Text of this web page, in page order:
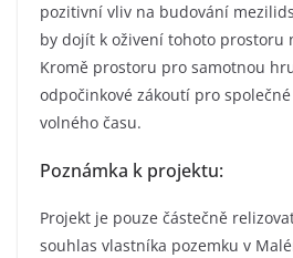
pozitivní vliv na budování
by dojít k oživení tohoto prostoru
Kromě prostoru pro samotnou
odpočinkové zákoutí pro
volného času.
Poznámka k projektu:
Projekt je pouze částečně
souhlas vlastníka pozemku v